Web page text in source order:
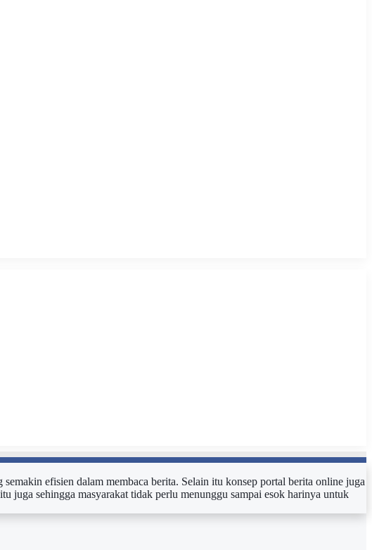
efisien dalam membaca berita. Selain itu konsep portal berita online juga
juga sehingga masyarakat tidak perlu menunggu sampai esok harinya untuk